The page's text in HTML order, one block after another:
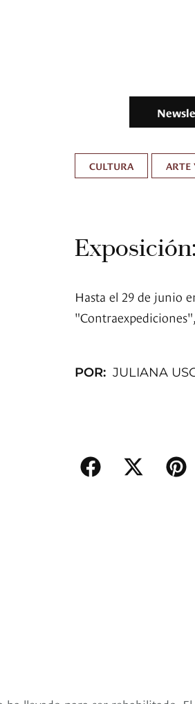
CULTURA ARTE
Hasta el 29 de junio
POR: JULIANA